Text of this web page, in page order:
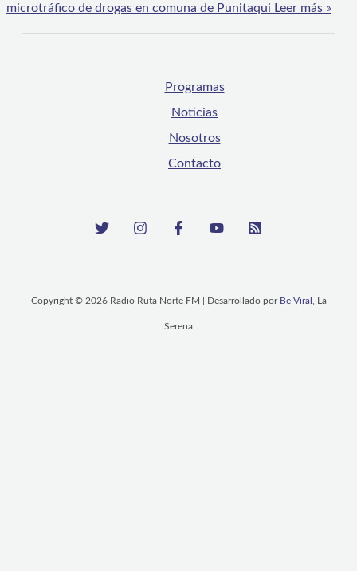
microtráfico de drogas en comuna de Punitaqui Leer más »
Programas
Noticias
Nosotros
Contacto
Copyright © 2026 Radio Ruta Norte FM | Desarrollado por Be Viral , La
Serena